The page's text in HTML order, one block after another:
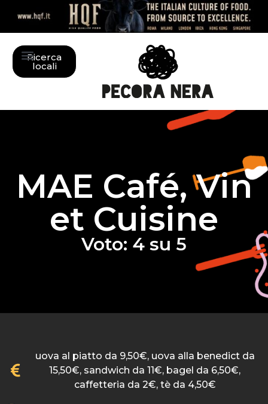
Ricerca
locali
MAE Café, Vin
et Cuisine
Voto: 4 su 5
uova al piatto da 9,50€, uova alla benedict da
15,50€, sandwich da 11€, bagel da 6,50€,
caffetteria da 2€, tè da 4,50€